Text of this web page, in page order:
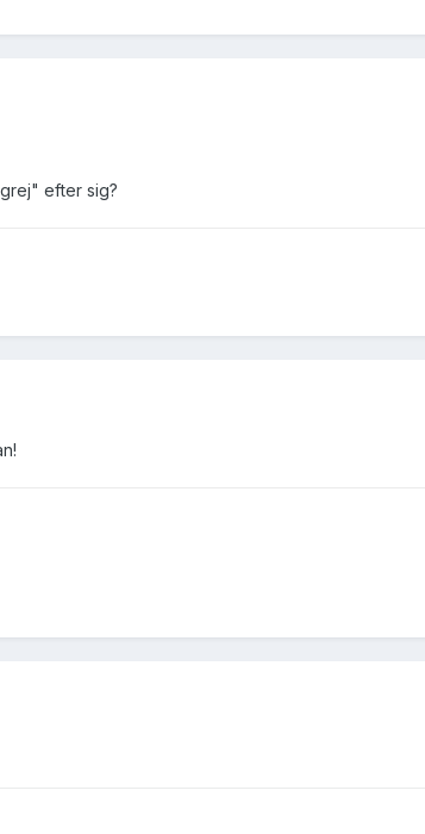
efter sig?